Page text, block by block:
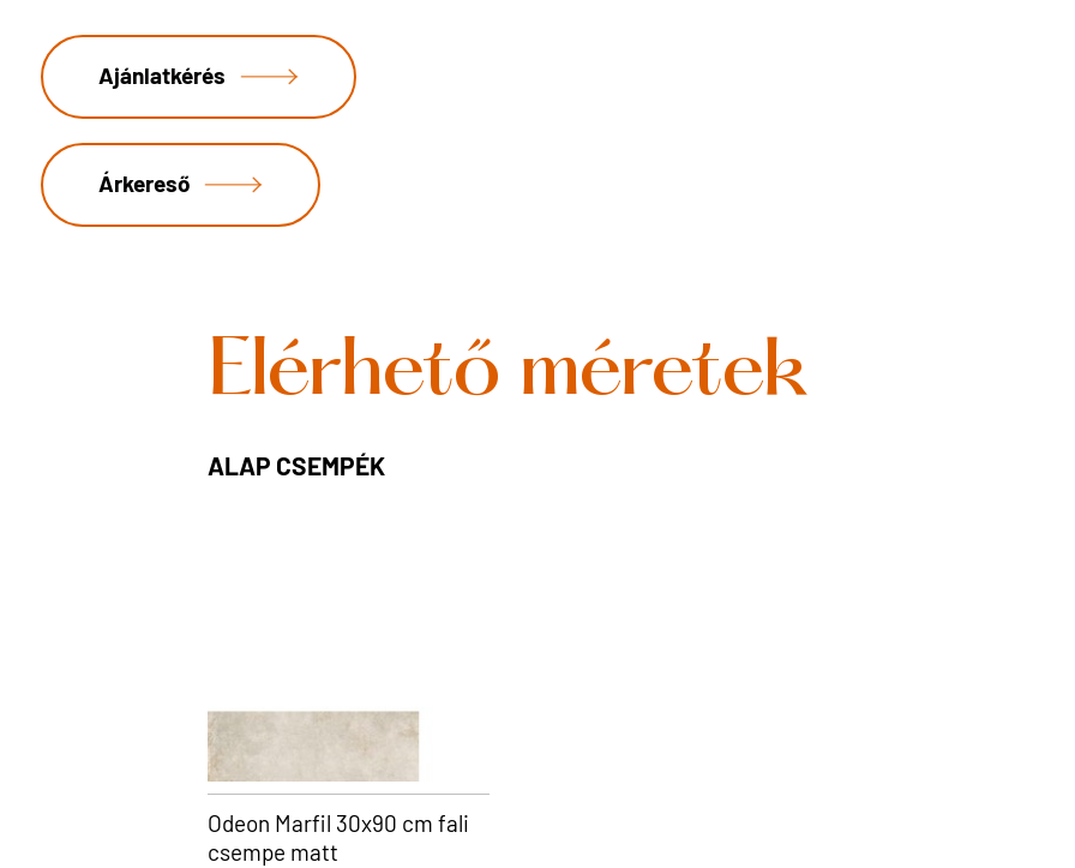
Ajánlatkérés
Árkereső
Elérhető méretek
ALAP CSEMPÉK
Odeon Marfil 30x90 cm fali
csempe matt